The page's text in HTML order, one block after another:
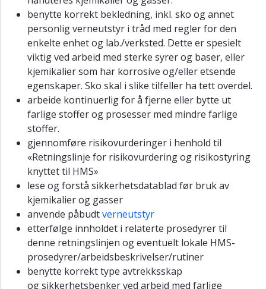
benytte korrekt bekledning, inkl. sko og annet
personlig verneutstyr i tråd med regler for den
enkelte enhet og lab./verksted. Dette er spesielt
viktig ved arbeid med sterke syrer og baser, eller
kjemikalier som har korrosive og/eller etsende
egenskaper. Sko skal i slike tilfeller ha tett overdel.
arbeide kontinuerlig for å fjerne eller bytte ut
farlige stoffer og prosesser med mindre farlige
stoffer.
gjennomføre risikovurderinger i henhold til
«Retningslinje for risikovurdering og risikostyring
knyttet til HMS»
lese og forstå sikkerhetsdatablad før bruk av
kjemikalier og gasser
anvende påbudtverneutstyr
etterfølge innholdet i relaterte prosedyrer til
denne retningslinjen og eventuelt lokale HMS-
prosedyrer/arbeidsbeskrivelser/rutiner
benytte korrekt type avtrekksskap
og sikkerhetsbenker ved arbeid med farlige